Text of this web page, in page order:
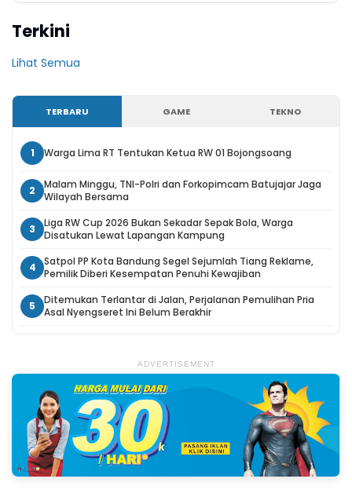
Terkini
Lihat Semua
TERBARU GAME TEKNO
1 Warga Lima RT Tentukan Ketua RW 01 Bojongsoang
2
Malam Minggu, TNI-Polri dan Forkopimcam Batujajar Jaga
Wilayah Bersama
3
Liga RW Cup 2026 Bukan Sekadar Sepak Bola, Warga
Disatukan Lewat Lapangan Kampung
4
Satpol PP Kota Bandung Segel Sejumlah Tiang Reklame,
Pemilik Diberi Kesempatan Penuhi Kewajiban
5
Ditemukan Terlantar di Jalan, Perjalanan Pemulihan Pria
Asal Nyengseret Ini Belum Berakhir
ADVERTISEMENT